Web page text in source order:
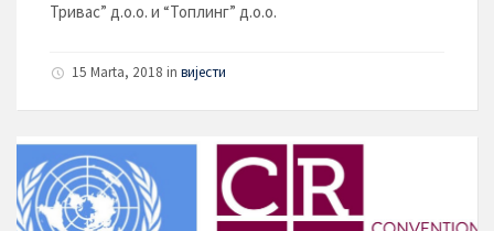
Тривас” д.о.о. и “Топлинг” д.о.о.
15 Marta, 2018 in вијести